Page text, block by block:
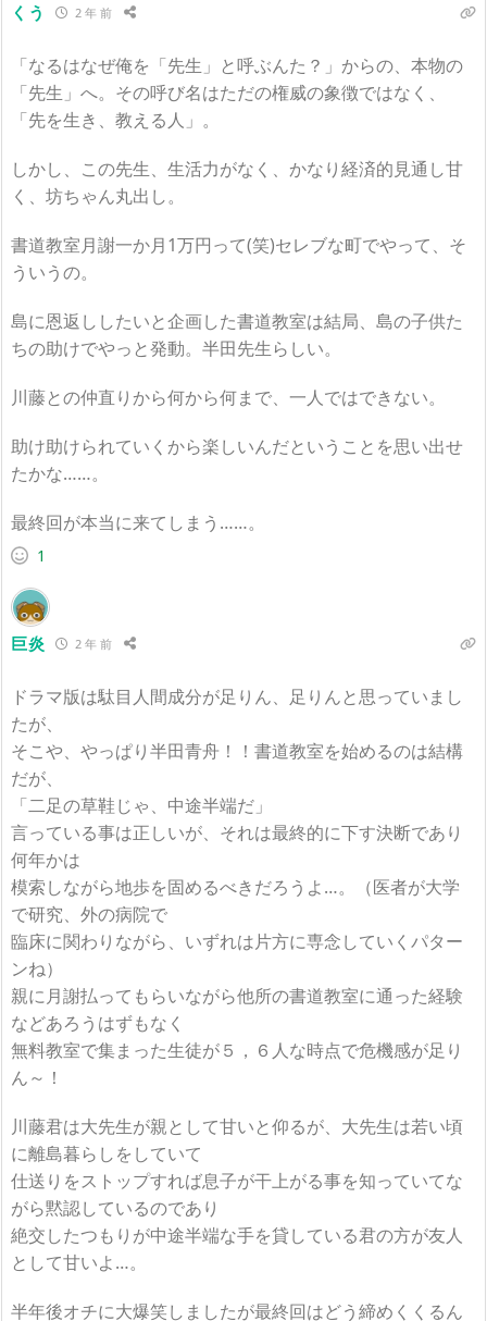
くう 2 年 前
「なるはなぜ俺を「先生」と呼ぶんた？」からの、本物の
「先生」へ。その呼び名はただの権威の象徴ではなく、
「先を生き、教える人」。
しかし、この先生、生活力がなく、かなり経済的見通し甘
く、坊ちゃん丸出し。
書道教室月謝一か月1万円って(笑)セレブな町でやって、そ
ういうの。
島に恩返ししたいと企画した書道教室は結局、島の子供た
ちの助けでやっと発動。半田先生らしい。
川藤との仲直りから何から何まで、一人ではできない。
助け助けられていくから楽しいんだということを思い出せ
たかな……。
最終回が本当に来てしまう……。
1
巨炎 2 年 前
ドラマ版は駄目人間成分が足りん、足りんと思っていまし
たが、
そこや、やっぱり半田青舟！！書道教室を始めるのは結構
だが、
「二足の草鞋じゃ、中途半端だ」
言っている事は正しいが、それは最終的に下す決断であり
何年かは
模索しながら地歩を固めるべきだろうよ…。（医者が大学
で研究、外の病院で
臨床に関わりながら、いずれは片方に専念していくパター
ンね）
親に月謝払ってもらいながら他所の書道教室に通った経験
などあろうはずもなく
無料教室で集まった生徒が５，６人な時点で危機感が足り
ん～！
川藤君は大先生が親として甘いと仰るが、大先生は若い頃
に離島暮らしをしていて
仕送りをストップすれば息子が干上がる事を知っていてな
がら黙認しているのであり
絶交したつもりが中途半端な手を貸している君の方が友人
として甘いよ…。
半年後オチに大爆笑しましたが最終回はどう締めくくるん